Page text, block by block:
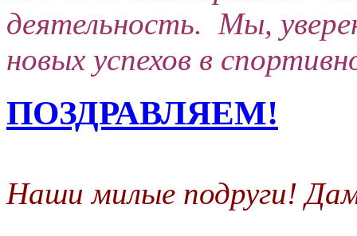
деятельность. Мы,
новых успехов в
ПОЗДРАВЛЯЕМ!
Наши милые подруги!